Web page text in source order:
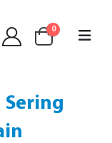
0
Sering